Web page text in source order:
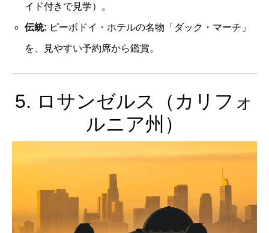
イド付きで見学）。
伝統: ピーボドイ・ホテルの名物「ダック・マーチ」
を、見やすい予約席から鑑賞。
5. ロサンゼルス（カリフォ
ルニア州）